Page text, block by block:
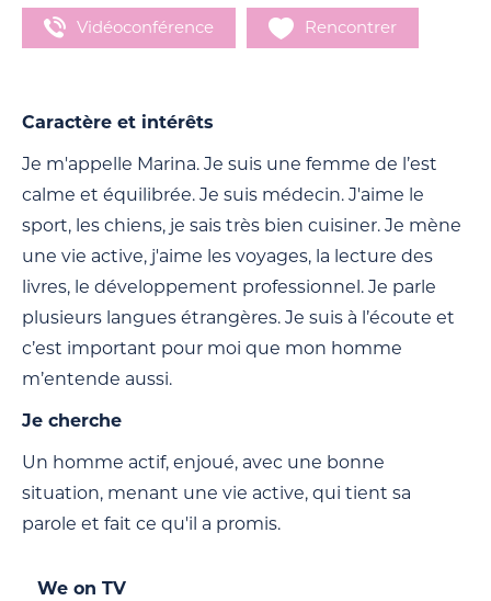
Vidéoconférence Rencontrer
Caractère et intérêts
Je m'appelle Marina. Je suis une femme de l’est
calme et équilibrée. Je suis médecin. J'aime le
sport, les chiens, je sais très bien cuisiner. Je mène
une vie active, j'aime les voyages, la lecture des
livres, le développement professionnel. Je parle
plusieurs langues étrangères. Je suis à l’écoute et
c’est important pour moi que mon homme
m’entende aussi.
Je cherche
Un homme actif, enjoué, avec une bonne
situation, menant une vie active, qui tient sa
parole et fait ce qu'il a promis.
We on TV